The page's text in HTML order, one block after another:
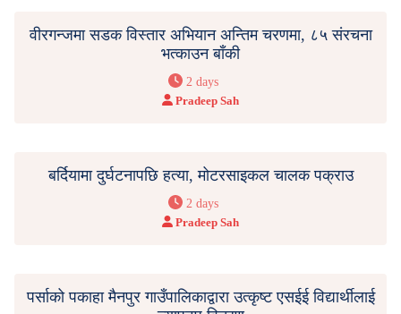
वीरगन्जमा सडक विस्तार अभियान अन्तिम चरणमा, ८५ संरचना
भत्काउन बाँकी
2 days
Pradeep Sah
बर्दियामा दुर्घटनापछि हत्या, मोटरसाइकल चालक पक्राउ
2 days
Pradeep Sah
पर्साको पकाहा मैनपुर गाउँपालिकाद्वारा उत्कृष्ट एसईई विद्यार्थीलाई